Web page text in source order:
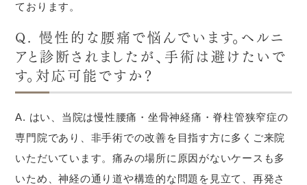
ております。
Q. 慢性的な腰痛で悩んでいます。ヘルニ
アと診断されましたが、手術は避けたいで
す。対応可能ですか？
A. はい、当院は慢性腰痛・坐骨神経痛・脊柱管狭窄症の
専門院であり、非手術での改善を目指す方に多くご来院
いただいています。痛みの場所に原因がないケースも多
いため、神経の通り道や構造的な問題を見立て、再発さ